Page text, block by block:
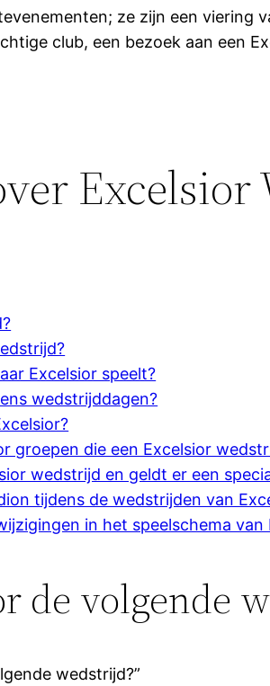
ze zijn een viering
club, een bezoek aan een
Excelsior speelt?
wedstrijddagen?
groepen die een Excelsior
wedstrijd en geldt er een
tijdens de wedstrijden van
in het speelschema van
de volgende
wedstrijd?”